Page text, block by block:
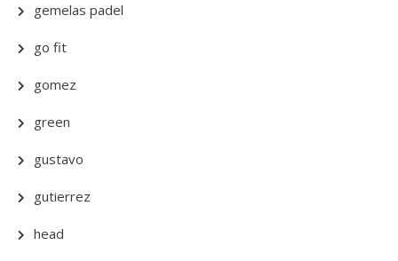
gemelas padel
go fit
gomez
green
gustavo
gutierrez
head